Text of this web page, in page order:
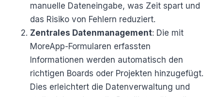
manuelle Dateneingabe, was Zeit spart und
das Risiko von Fehlern reduziert.
Zentrales Datenmanagement: Die mit
MoreApp-Formularen erfassten
Informationen werden automatisch den
richtigen Boards oder Projekten hinzugefügt.
Dies erleichtert die Datenverwaltung und